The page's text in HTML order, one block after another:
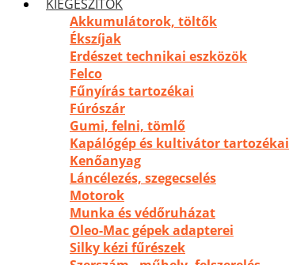
KIEGÉSZÍTŐK
Akkumulátorok, töltők
Ékszíjak
Erdészet technikai eszközök
Felco
Fűnyírás tartozékai
Fúrószár
Gumi, felni, tömlő
Kapálógép és kultivátor tartozékai
Kenőanyag
Láncélezés, szegecselés
Motorok
Munka és védőruházat
Oleo-Mac gépek adapterei
Silky kézi fűrészek